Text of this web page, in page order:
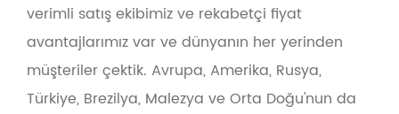
verimli satış ekibimiz ve rekabetçi fiyat
avantajlarımız var ve dünyanın her yerinden
müşteriler çektik. Avrupa, Amerika, Rusya,
Türkiye, Brezilya, Malezya ve Orta Doğu'nun da